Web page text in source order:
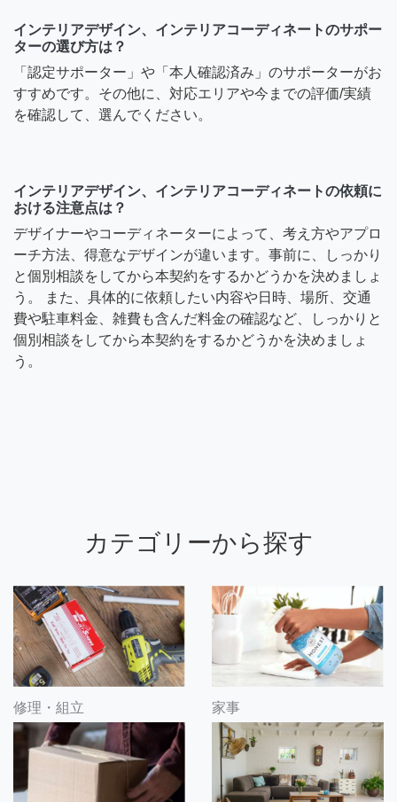
インテリアデザイン、インテリアコーディネートのサポー
ターの選び方は？
「認定サポーター」や「本人確認済み」のサポーターがお
すすめです。その他に、対応エリアや今までの評価/実績
を確認して、選んでください。
インテリアデザイン、インテリアコーディネートの依頼に
おける注意点は？
デザイナーやコーディネーターによって、考え方やアプロ
ーチ方法、得意なデザインが違います。事前に、しっかり
と個別相談をしてから本契約をするかどうかを決めましょ
う。 また、具体的に依頼したい内容や日時、場所、交通
費や駐車料金、雑費も含んだ料金の確認など、しっかりと
個別相談をしてから本契約をするかどうかを決めましょ
う。
カテゴリーから探す
修理・組立 家事